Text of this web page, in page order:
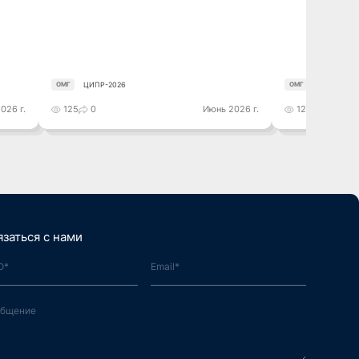
г.
ОМГ ЦИПР-2026
125 0 Июнь 2026 г.
ОМГ
121
с нами